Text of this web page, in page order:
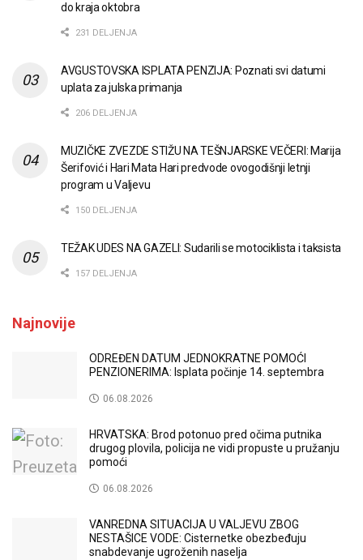
do kraja oktobra
231 DELJENJA
AVGUSTOVSKA ISPLATA PENZIJA: Poznati svi datumi
uplata za julska primanja
206 DELJENJA
MUZIČKE ZVEZDE STIŽU NA TEŠNJARSKE VEČERI: Marija
Šerifović i Hari Mata Hari predvode ovogodišnji letnji
program u Valjevu
150 DELJENJA
TEŽAK UDES NA GAZELI: Sudarili se motociklista i taksista
157 DELJENJA
Najnovije
ODREĐEN DATUM JEDNOKRATNE POMOĆI
PENZIONERIMA: Isplata počinje 14. septembra
06.08.2026
HRVATSKA: Brod potonuo pred očima putnika
drugog plovila, policija ne vidi propuste u pružanju
pomoći
06.08.2026
VANREDNA SITUACIJA U VALJEVU ZBOG
NESTAŠICE VODE: Cisternetke obezbeđuju
snabdevanje ugroženih naselja